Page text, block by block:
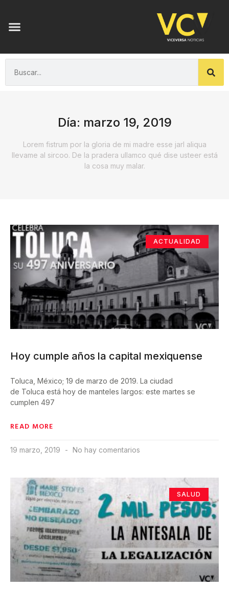
Día: marzo 19, 2019
Lorem fistrum por la gloria de mi madre esse jarl aliqua
llevame al sircoo. De la pradera ullamco qué dise usteer está
la cosa muy malar.
ACTUALIDAD
Hoy cumple años la capital mexiquense
Toluca, México; 19 de marzo de 2019. La ciudad
de Toluca está hoy de manteles largos: este martes se
cumplen 497
READ MORE
19 marzo, 2019 No hay comentarios
SALUD